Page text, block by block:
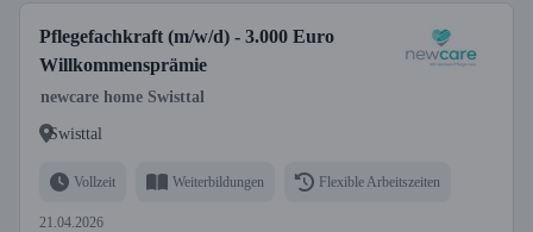
Pflegefachkraft (m/w/d) - 3.000 Euro
Willkommensprämie
newcare home Swisttal
Swisttal
Vollzeit Weiterbildungen Flexible Arbeitszeiten
21.04.2026